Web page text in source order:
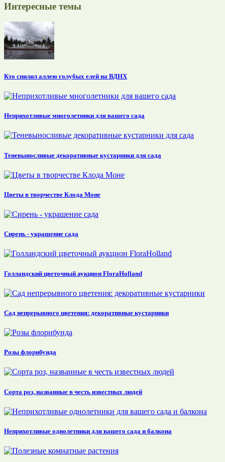
Интересные темы
Кто спилил аллею голубых елей на ВДНХ
Неприхотливые многолетники для вашего сада
Теневыносливые декоративные кустарники для сада
Цветы в творчестве Клода Моне
Сирень - украшение сада
Голландский цветочный аукцион FloraHolland
Сад непрерывного цветения: декоративные кустарники
Розы флорибунда
Сорта роз, названные в честь известных людей
Неприхотливые однолетники для вашего сада и балкона